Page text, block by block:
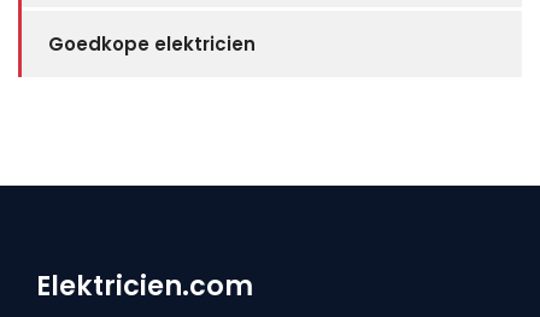
Goedkope elektricien
Elektricien.com